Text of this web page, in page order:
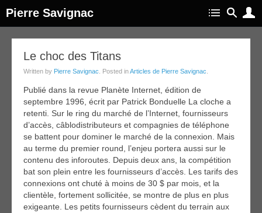
Pierre Savignac
Le choc des Titans
Written by Pierre Savignac . Posted inArticles de Pierre Savignac
Publié dans la revue Planète Internet, édition de
septembre 1996, écrit par Patrick Bonduelle La cloche a
retenti. Sur le ring du marché de l’Internet, fournisseurs
d’accès, câblodistributeurs et compagnies de téléphone
se battent pour dominer le marché de la connexion. Mais
au terme du premier round, l’enjeu portera aussi sur le
contenu des inforoutes. Depuis deux ans, la compétition
bat son plein entre les fournisseurs d’accès. Les tarifs des
connexions ont chuté à moins de 30 $ par mois, et la
clientèle, fortement sollicitée, se montre de plus en plus
exigeante. Les petits fournisseurs cèdent du terrain aux